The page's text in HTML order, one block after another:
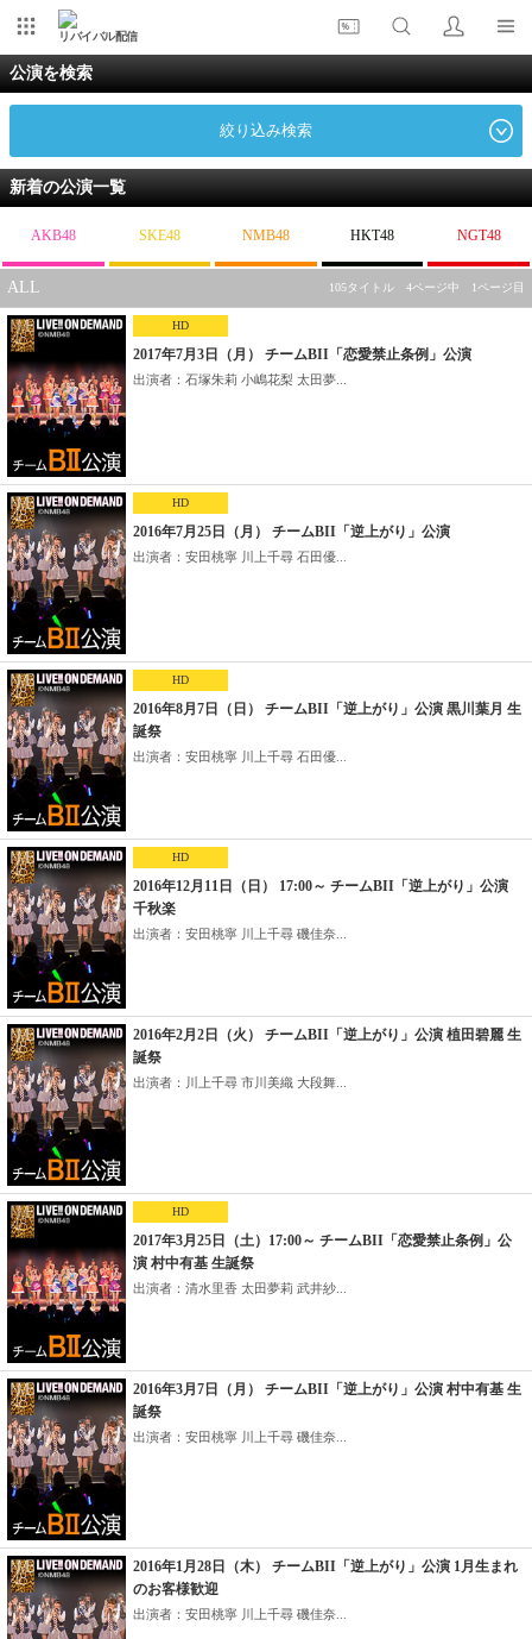
リバイバル配信
公演を検索
絞り込み検索
新着の公演一覧
AKB48 SKE48 NMB48 HKT48 NGT48
ALL 105タイトル 4ページ中 1ページ目
HD
2017年7月3日（月） チームBII「恋愛禁止条例」公演
出演者：石塚朱莉 小嶋花梨 太田夢...
HD
2016年7月25日（月） チームBII「逆上がり」公演
出演者：安田桃寧 川上千尋 石田優...
HD
2016年8月7日（日） チームBII「逆上がり」公演 黒川葉月 生
誕祭
出演者：安田桃寧 川上千尋 石田優...
HD
2016年12月11日（日） 17:00～ チームBII「逆上がり」公演
千秋楽
出演者：安田桃寧 川上千尋 磯佳奈...
2016年2月2日（火） チームBII「逆上がり」公演 植田碧麗 生
誕祭
出演者：川上千尋 市川美織 大段舞...
HD
2017年3月25日（土）17:00～ チームBII「恋愛禁止条例」公
演 村中有基 生誕祭
出演者：清水里香 太田夢莉 武井紗...
2016年3月7日（月） チームBII「逆上がり」公演 村中有基 生
誕祭
出演者：安田桃寧 川上千尋 磯佳奈...
2016年1月28日（木） チームBII「逆上がり」公演 1月生まれ
のお客様歓迎
出演者：安田桃寧 川上千尋 磯佳奈...